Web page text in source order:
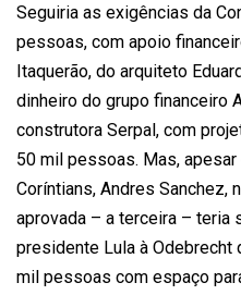
Seguiria as exigências da
pessoas, com apoio
Itaquerão, do arquiteto
dinheiro do grupo financeiro
construtora Serpal, com
50 mil pessoas. Mas,
Coríntians, Andres Sanchez,
aprovada – a terceira – teria
presidente Lula à Odebrecht
mil pessoas com espaço